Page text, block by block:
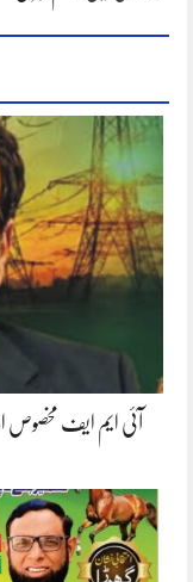
آئی ایم ایف مخصوص